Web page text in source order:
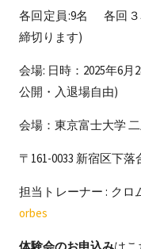
各回定員:9名 各回
締切ります)
会場: 日時：2025年6
公開・入退場自由)
会場：東京富士大学
〒161-0033 新宿区下落
担当トレーナー : ク
orbes